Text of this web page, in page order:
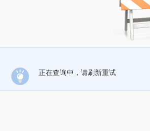
正在查询中，请刷新重试